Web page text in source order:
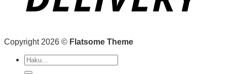
Copyright 2026 © Flatsome Theme
Etsi: